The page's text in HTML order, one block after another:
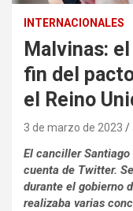
INTERNACIONALES
Malvinas:
fin del
el Reino
3 de marzo de 2023
El canciller
cuenta de Twitter.
durante el gobierno
realizaba varias